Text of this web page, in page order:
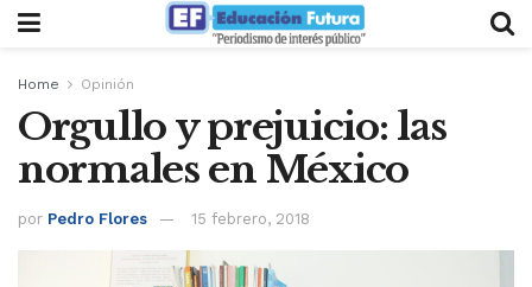
Home Opinión
Orgullo y prejuicio: las
normales en México
por Pedro Flores 15 febrero, 2018